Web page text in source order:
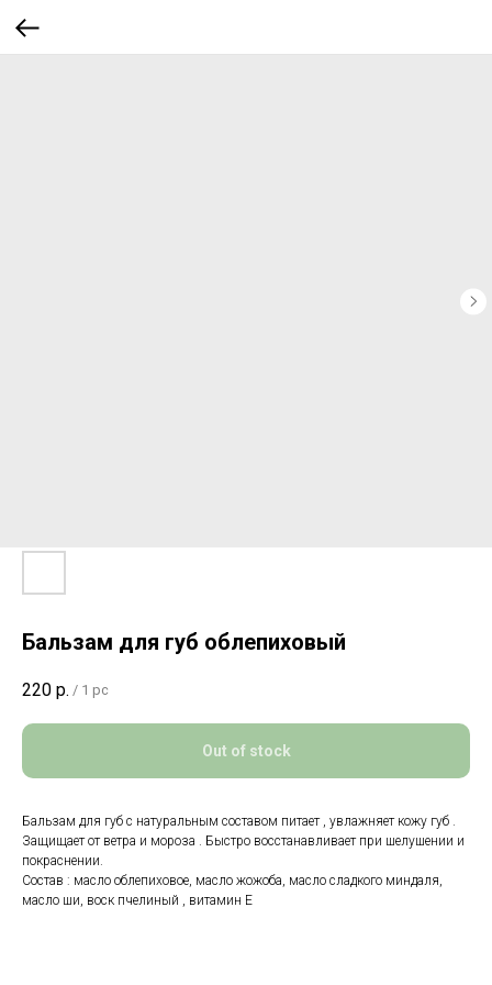
Бальзам для губ облепиховый
220 р. / 1 pc
Out of stock
Бальзам для губ с натуральным составом питает , увлажняет кожу губ .
Защищает от ветра и мороза . Быстро восстанавливает при шелушении и
покраснении.
Состав : масло облепиховое, масло жожоба, масло сладкого миндаля,
масло ши, воск пчелиный , витамин Е